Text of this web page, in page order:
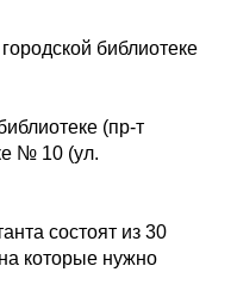
библиотеке
(пр-т
№ 10 (ул.
состоят из 30
которые нужно